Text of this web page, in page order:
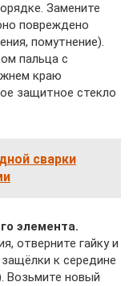
Замените
повреждено
помутнение).
пальца с
краю
защитное стекло
сварки
элемента.
отверните гайку и
к середине
Возьмите новый